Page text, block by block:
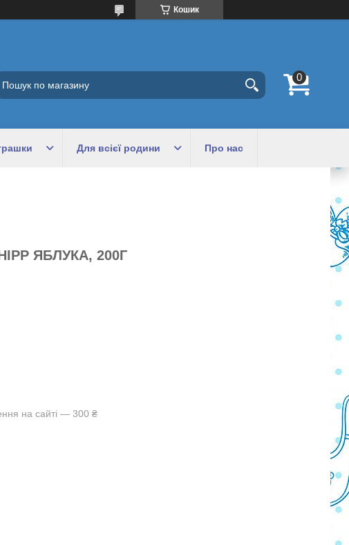
Кошик
Для всієї родини Про нас
ЯБЛУКА, 200Г
на сайті — 300 ₴